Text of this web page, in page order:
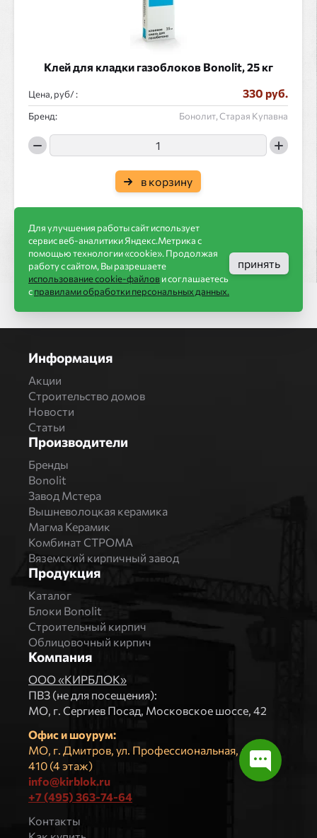
Клей для кладки газоблоков Bonolit, 25 кг
Цена, руб/ : 330 руб.
Бренд: Бонолит, Старая Купавна
в корзину
Информация
Акции
Строительство домов
Новости
Статьи
Производители
Бренды
Bonolit
Завод Мстера
Вышневолоцкая керамика
Магма Керамик
Комбинат СТРОМА
Вяземский кирпичный завод
Продукция
Каталог
Блоки Bonolit
Строительный кирпич
Облицовочный кирпич
Компания
ООО «КИРБЛОК»
ПВЗ (не для посещения):
МO, г. Сергиев Посад, Московское шоссе, 42
Офис и шоурум:
МО, г. Дмитров, ул. Профессиональная, д.4, оф.
410 (4 этаж)
info@kirblok.ru
+7 (495) 363-74-64
Контакты
Для улучшения работы сайт использует
сервис веб-аналитики Яндекс.Метрика с
помощью технологии «cookie». Продолжая
работу с сайтом, Вы разрешаете
использование cookie-файлови соглашаетесь
справилами обработки персональных данных.
принять